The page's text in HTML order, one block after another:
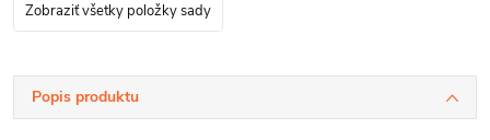
Zobraziť všetky položky sady
Popis produktu